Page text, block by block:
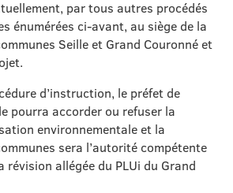
par tous autres procédés
énumérées ci-avant, au siège de la
Seille et Grand Couronné et
d’instruction, le préfet de
pourra accorder ou refuser la
environnementale et la
sera l’autorité compétente
allégée du PLUi du Grand